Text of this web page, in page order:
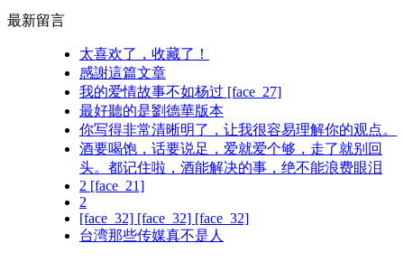
最新留言
太喜欢了，收藏了！
感謝這篇文章
我的爱情故事不如杨过 [face_27]
最好聽的是劉德華版本
你写得非常清晰明了，让我很容易理解你的观点。
酒要喝饱，话要说足，爱就爱个够，走了就别回
头。都记住啦，酒能解决的事，绝不能浪费眼泪
2 [face_21]
2
[face_32] [face_32] [face_32]
台湾那些传媒真不是人